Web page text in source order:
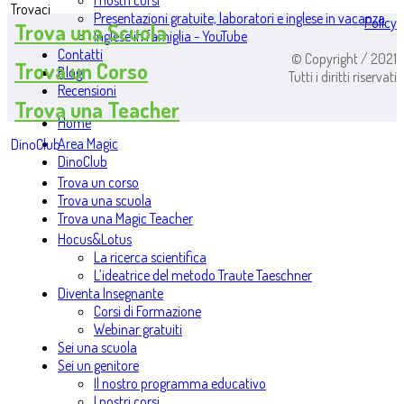
Presentazioni gratuite, laboratori e inglese in vacanza
Inglese in famiglia - YouTube
Contatti
Blog
Recensioni
Home
Area Magic
DinoClub
Trova un corso
Trova una scuola
Trova una Magic Teacher
Hocus&Lotus
La ricerca scientifica
L’ideatrice del metodo Traute Taeschner
Diventa Insegnante
Corsi di Formazione
Webinar gratuiti
Sei una scuola
Sei un genitore
Il nostro programma educativo
Trovaci
Trova una Scuola
Trova un Corso
Trova una Teacher
DinoClub
Policy
© Copyright / 2021
Tutti i diritti riservati